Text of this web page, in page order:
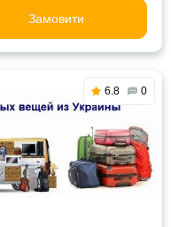
Замовити
6.8 0